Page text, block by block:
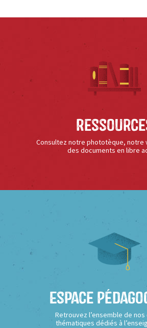
Consultez notre phototèque, notre
des documents en libre
Espace
Retrouvez l’ensemble de
thématiques dédiés à